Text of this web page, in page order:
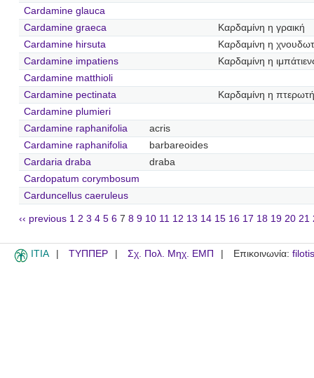
Cardamine glauca
Cardamine graeca
Καρδαμίνη η γραική
Cardamine hirsuta
Καρδαμίνη η
Cardamine impatiens
Καρδαμίνη η
Cardamine matthioli
Cardamine pectinata
Καρδαμίνη η πτερωτή
Cardamine plumieri
Cardamine raphanifolia
acris
Cardamine raphanifolia
barbareoides
Cardaria draba
draba
Cardopatum corymbosum
Carduncellus caeruleus
‹‹ previous 1 2 3 4 5 6 7 8 9 10 11 12 13 14 15 16 17 18 19 20 21
ITIA ΤΥΠΠΕΡ Σχ. Πολ. Μηχ. ΕΜΠ Επικοινωνία: